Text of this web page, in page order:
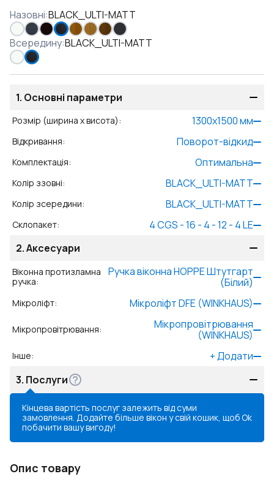
Назовні:BLACK_ULTI-MATT
Всередину:BLACK_ULTI-MATT
1. Основні параметри
Розмір (ширина x висота): 1300x1500мм
Відкривання: Поворот-відкид
Комплектація: Оптимальна
Колір ззовні: BLACK_ULTI-MATT
Колір зсередини: BLACK_ULTI-MATT
Склопакет:
4 CGS - 16 - 4 - 12 - 4 LE
2.Аксесуари
Віконна протизламна
ручка:
Ручка віконна HOPPE Штутгарт
(Білий)
Мікроліфт: Мікроліфт DFE (WINKHAUS)
Мікропровітрювання:
Мікропровітрювання
(WINKHAUS)
Інше: +Додати
3. Послуги
Кінцева вартість послуг залежить від суми
замовлення. Додайте більше вікон у свій кошик, щоб
побачити вашу вигоду!
Ok
Опис товару